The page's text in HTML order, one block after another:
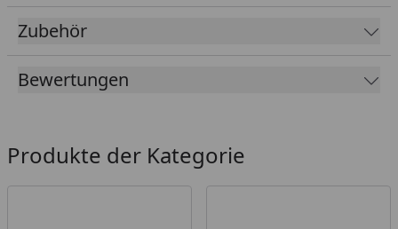
Was benötige ich für einen reibungslosen Aufbau?
T&J Pfostenanker
Weiteres Zubehör:
Zubehör
Bewertungen
Produkte der Kategorie